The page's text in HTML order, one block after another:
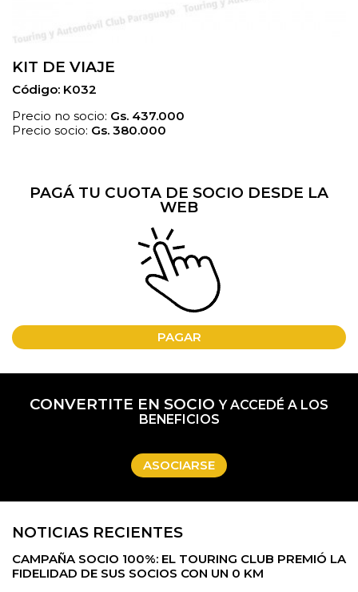
KIT DE VIAJE
Código: K032
Precio no socio: Gs. 437.000
Precio socio: Gs. 380.000
PAGÁ TU CUOTA DE SOCIO DESDE LA
WEB
PAGAR
CONVERTITE EN SOCIOY ACCEDÉ A LOS
BENEFICIOS
ASOCIARSE
NOTICIAS RECIENTES
CAMPAÑA SOCIO 100%: EL TOURING CLUB PREMIÓ LA
FIDELIDAD DE SUS SOCIOS CON UN 0 KM